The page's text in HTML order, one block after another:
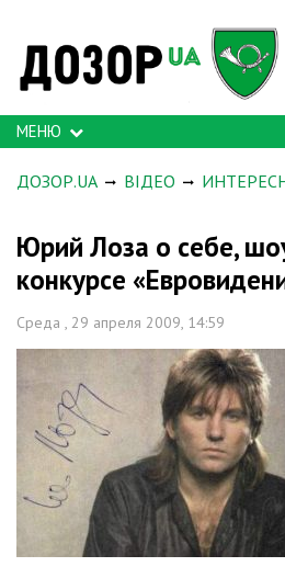
МЕНЮ
ДОЗОР.UA ВІДЕО
Юрий Лоза о себе,
конкурсе
Среда , 29 апреля 2009, 14:59